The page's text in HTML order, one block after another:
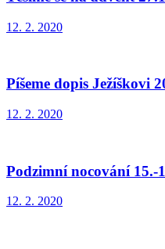
12. 2. 2020
Píšeme dopis Ježíškovi
12. 2. 2020
Podzimní nocování 15.-
12. 2. 2020